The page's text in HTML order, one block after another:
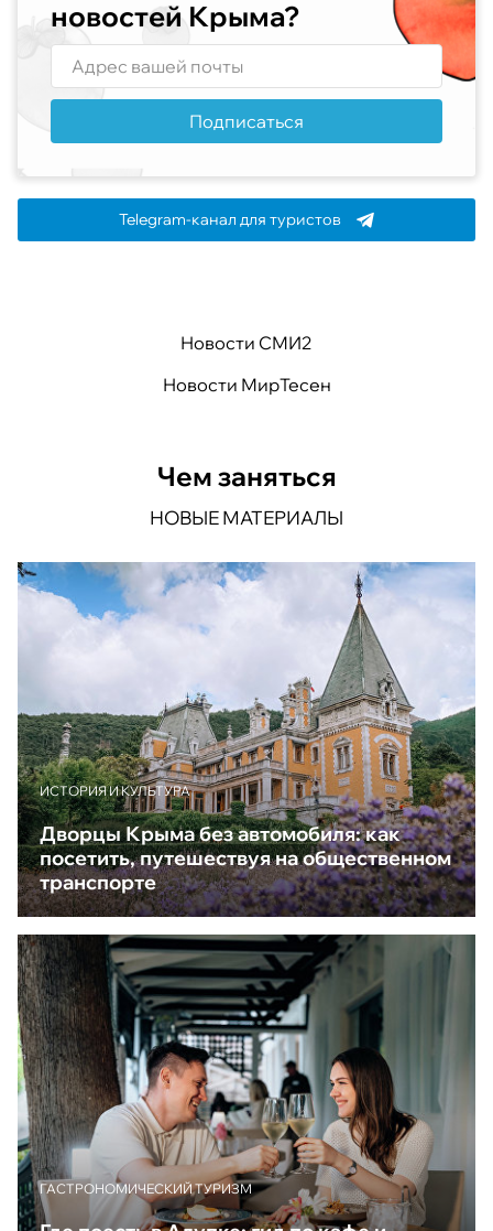
новостей Крыма?
Подписаться
Telegram-канал для туристов
Новости СМИ2
Новости МирТесен
Чем заняться
НОВЫЕ МАТЕРИАЛЫ
ИСТОРИЯ И КУЛЬТУРА
Дворцы Крыма без автомобиля: как
посетить, путешествуя на общественном
транспорте
ГАСТРОНОМИЧЕСКИЙ ТУРИЗМ